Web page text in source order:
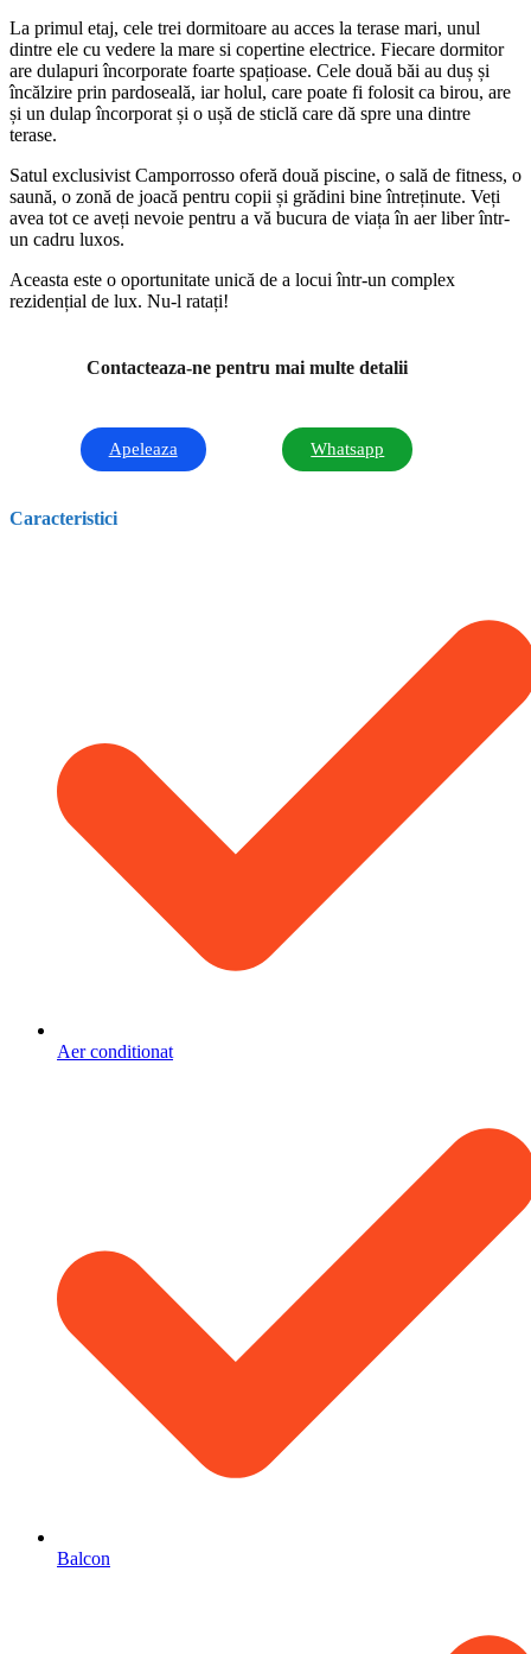
La primul etaj, cele trei dormitoare au acces la terase mari, unul
dintre ele cu vedere la mare si copertine electrice. Fiecare dormitor
are dulapuri încorporate foarte spațioase. Cele două băi au duș și
încălzire prin pardoseală, iar holul, care poate fi folosit ca birou, are
și un dulap încorporat și o ușă de sticlă care dă spre una dintre
terase.
Satul exclusivist Camporrosso oferă două piscine, o sală de fitness, o
saună, o zonă de joacă pentru copii și grădini bine întreținute. Veți
avea tot ce aveți nevoie pentru a vă bucura de viața în aer liber într-
un cadru luxos.
Aceasta este o oportunitate unică de a locui într-un complex
rezidențial de lux. Nu-l ratați!
Contacteaza-ne pentru mai multe detalii
Apeleaza Whatsapp
Caracteristici
Aer conditionat
Balcon